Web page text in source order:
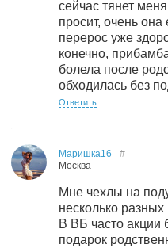
сейчас тянет
просит, очень
перерос уже
конечно,
болела после
обходилась без
Ответить
Маришка16
Москва
#
Мне чехлы на
несколько
В ВБ часто акции
подарок